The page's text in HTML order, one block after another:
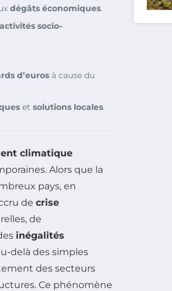
dégâts économiques.
activités socio-
d’euros à cause du
et solutions locales.
climatique
Alors que la
pays, en
de crise
de
inégalités
delà des simples
des secteurs
Ce phénomène